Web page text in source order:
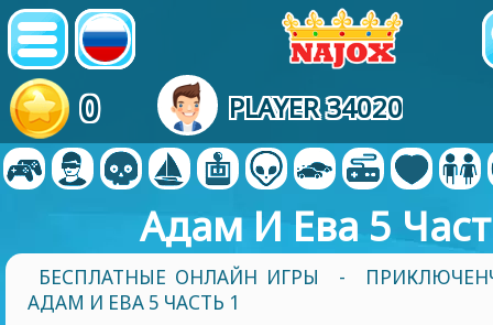
0 PLAYER 34020
Адам И Ева 5
БЕСПЛАТНЫЕ ОНЛАЙН ИГРЫ -
АДАМ И ЕВА 5 ЧАСТЬ 1